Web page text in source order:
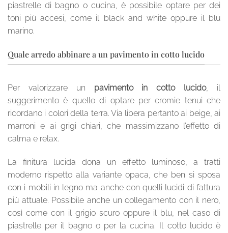
piastrelle di bagno o cucina, è possibile optare per dei
toni più accesi, come il black and white oppure il blu
marino.
Quale arredo abbinare a un pavimento in cotto lucido
Per valorizzare un pavimento in cotto lucido, il
suggerimento è quello di optare per cromie tenui che
ricordano i colori della terra. Via libera pertanto ai beige, ai
marroni e ai grigi chiari, che massimizzano l’effetto di
calma e relax.
La finitura lucida dona un effetto luminoso, a tratti
moderno rispetto alla variante opaca, che ben si sposa
con i mobili in legno ma anche con quelli lucidi di fattura
più attuale. Possibile anche un collegamento con il nero,
così come con il grigio scuro oppure il blu, nel caso di
piastrelle per il bagno o per la cucina. Il cotto lucido è